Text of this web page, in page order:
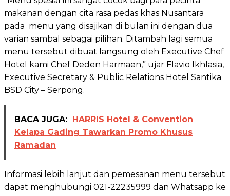
makanan dengan cita rasa pedas khas Nusantara
pada menu yang disajikan di bulan ini dengan dua
varian sambal sebagai pilihan. Ditambah lagi semua
menu tersebut dibuat langsung oleh Executive Chef
Hotel kami Chef Deden Harmaen,” ujar Flavio Ikhlasia,
Executive Secretary & Public Relations Hotel Santika
BSD City – Serpong.
BACA JUGA: HARRIS Hotel & Convention
Kelapa Gading Tawarkan Promo Khusus
Ramadan
Informasi lebih lanjut dan pemesanan menu tersebut
dapat menghubungi 021-22235999 dan Whatsapp ke